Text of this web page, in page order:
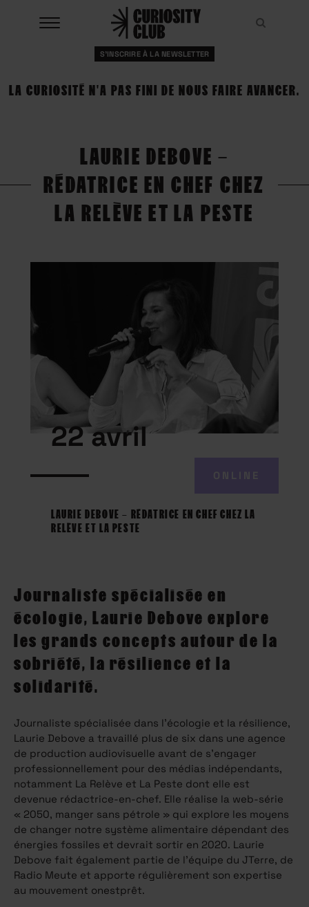
RESSOURCES
S'INSCRIRE À LA NEWSLETTER
LA CURIOSITÉ N'A PAS FINI DE NOUS FAIRE AVANCER.
LAURIE DEBOVE –
RÉDATRICE EN CHEF CHEZ
LA RELÈVE ET LA PESTE
22 avril
LAURIE DEBOVE – RÉDATRICE EN CHEF CHEZ LA
RELÈVE ET LA PESTE
Journaliste spécialisée en
écologie, Laurie Debove explore
les grands concepts autour de la
sobriété, la résilience et la
solidarité.
Journaliste spécialisée dans l’écologie et la résilience,
Laurie Debove a travaillé plus de six dans une agence
de production audiovisuelle avant de s’engager
professionnellement pour des médias indépendants,
notamment La Relève et La Peste dont elle est
devenue rédactrice-en-chef. Elle réalise la web-série
« 2050, manger sans pétrole » qui explore les moyens
de changer notre système alimentaire dépendant des
énergies fossiles et devrait sortir en 2020. Laurie
Debove fait également partie de l’équipe du JTerre, de
Radio Meute et apporte régulièrement son expertise
au mouvement onestprêt.